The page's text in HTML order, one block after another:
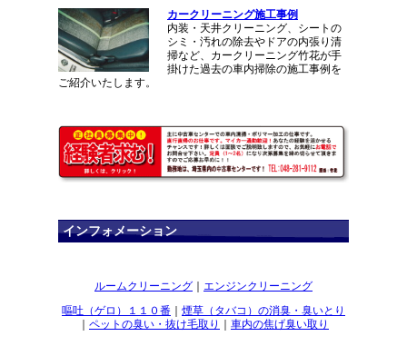
カークリーニング施工事例
内装・天井クリーニング、シートの
シミ・汚れの除去やドアの内張り清
掃など、カークリーニング竹花が手
掛けた過去の車内掃除の施工事例を
ご紹介いたします。
インフォメーション
ルームクリーニング ｜ エンジンクリーニング
嘔吐（ゲロ）１１０番 ｜ 煙草（タバコ）の消臭・臭いとり
｜ ペットの臭い・抜け毛取り ｜ 車内の焦げ臭い取り